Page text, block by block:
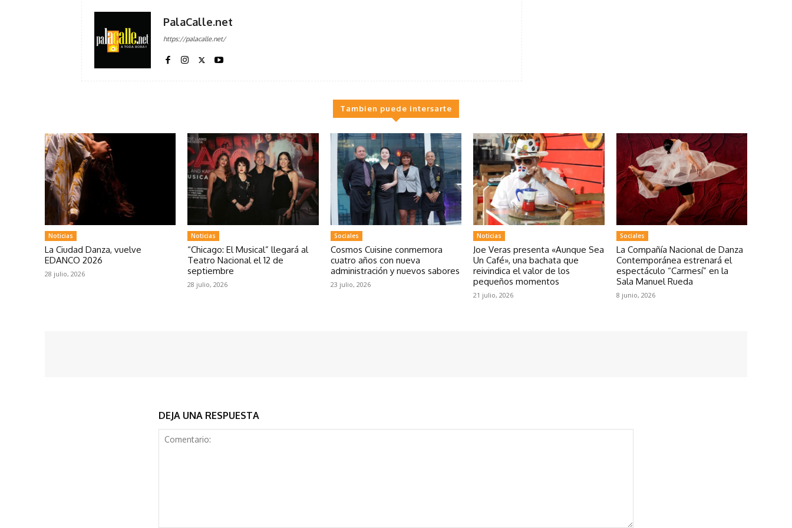
PalaCalle.net
https://palacalle.net/
Tambien puede intersarte
Noticias
La Ciudad Danza, vuelve
EDANCO 2026
28 julio, 2026
Noticias
“Chicago: El Musical” llegará al
Teatro Nacional el 12 de
septiembre
28 julio, 2026
Sociales
Cosmos Cuisine conmemora
cuatro años con nueva
administración y nuevos sabores
23 julio, 2026
Noticias
Joe Veras presenta «Aunque Sea
Un Café», una bachata que
reivindica el valor de los
pequeños momentos
21 julio, 2026
Sociales
La Compañía Nacional de Danza
Contemporánea estrenará el
espectáculo “Carmesí” en la
Sala Manuel Rueda
8 junio, 2026
DEJA UNA RESPUESTA